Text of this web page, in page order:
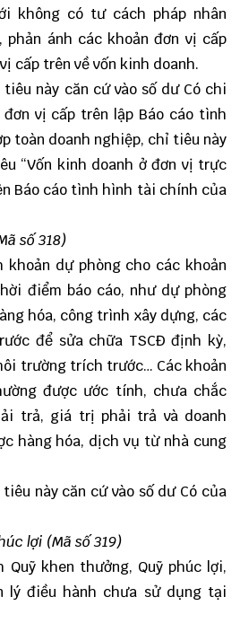
không có tư cách pháp nhân
phản ánh các khoản đơn vị cấp
cấp trên về vốn kinh doanh.
này căn cứ vào số dư Có chi
vị cấp trên lập Báo cáo tình
toàn doanh nghiệp, chỉ tiêu này
“Vốn kinh doanh ở đơn vị trực
Báo cáo tình hình tài chính của
số 318)
khoản dự phòng cho các khoản
điểm báo cáo, như dự phòng
hóa, công trình xây dựng, các
để sửa chữa TSCĐ định kỳ,
trường trích trước… Các khoản
được ước tính, chưa chắc
trả, giá trị phải trả và doanh
hàng hóa, dịch vụ từ nhà cung
này căn cứ vào số dư Có của
lợi (Mã số 319)
Quỹ khen thưởng, Quỹ phúc lợi,
lý điều hành chưa sử dụng tại